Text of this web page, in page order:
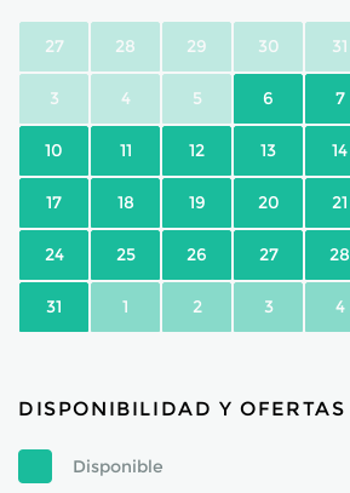
27 28 29 30 31
3 4 5 6 7
10 11 12 13 14
17 18 19 20 21
24 25 26 27 28
31 1 2 3 4
DISPONIBILIDAD Y OFERTAS
Disponible